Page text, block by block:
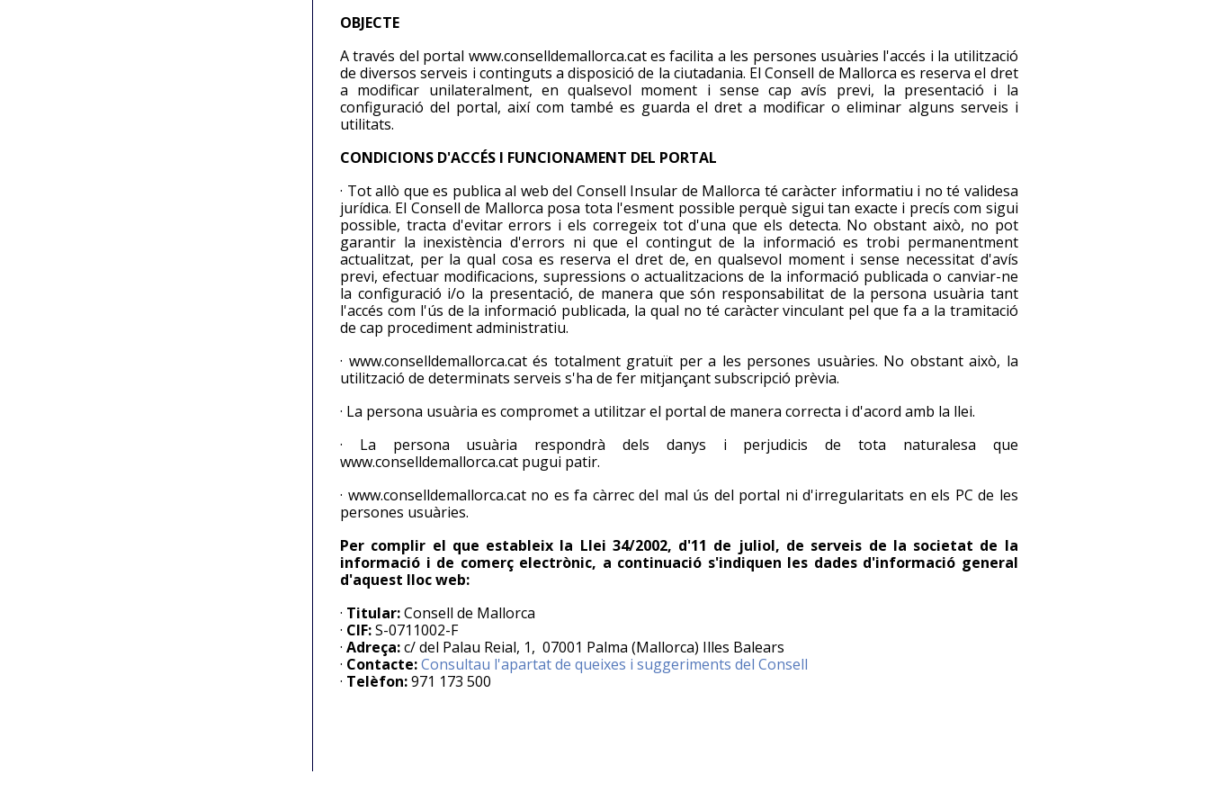
OBJECTE
A través del portal www.conselldemallorca.cat es facilita a les persones usuàries l'accés i la utilització
de diversos serveis i continguts a disposició de la ciutadania. El Consell de Mallorca es reserva el dret
a modificar unilateralment, en qualsevol moment i sense cap avís previ, la presentació i la
configuració del portal, així com també es guarda el dret a modificar o eliminar alguns serveis i
utilitats.
CONDICIONS D'ACCÉS I FUNCIONAMENT DEL PORTAL
· Tot allò que es publica al web del Consell Insular de Mallorca té caràcter informatiu i no té validesa
jurídica. El Consell de Mallorca posa tota l'esment possible perquè sigui tan exacte i precís com sigui
possible, tracta d'evitar errors i els corregeix tot d'una que els detecta. No obstant això, no pot
garantir la inexistència d'errors ni que el contingut de la informació es trobi permanentment
actualitzat, per la qual cosa es reserva el dret de, en qualsevol moment i sense necessitat d'avís
previ, efectuar modificacions, supressions o actualitzacions de la informació publicada o canviar-ne
la configuració i/o la presentació, de manera que són responsabilitat de la persona usuària tant
l'accés com l'ús de la informació publicada, la qual no té caràcter vinculant pel que fa a la tramitació
de cap procediment administratiu.
· www.conselldemallorca.cat és totalment gratuït per a les persones usuàries. No obstant això, la
utilització de determinats serveis s'ha de fer mitjançant subscripció prèvia.
· La persona usuària es compromet a utilitzar el portal de manera correcta i d'acord amb la llei.
· La persona usuària respondrà dels danys i perjudicis de tota naturalesa que
www.conselldemallorca.cat pugui patir.
· www.conselldemallorca.cat no es fa càrrec del mal ús del portal ni d'irregularitats en els PC de les
persones usuàries.
Per complir el que estableix la Llei 34/2002, d'11 de juliol, de serveis de la societat de la
informació i de comerç electrònic, a continuació s'indiquen les dades d'informació general
d'aquest lloc web:
· Titular:Consell de Mallorca
· CIF:S-0711002-F
· Adreça:c/ del Palau Reial, 1, 07001 Palma (Mallorca) Illes Balears
· Contacte:Consultau l'apartat de queixes i suggeriments del Consell
· Telèfon:971 173 500